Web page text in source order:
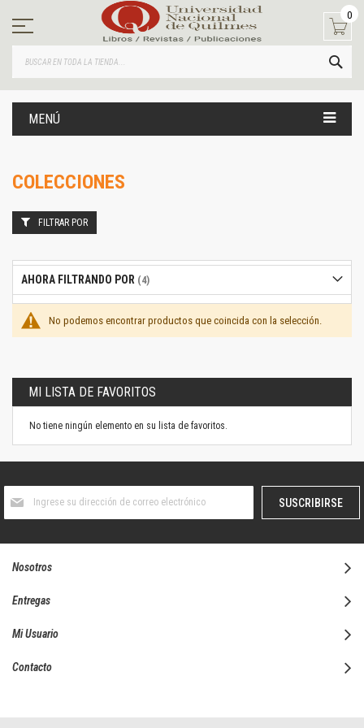
contenido
0
MENÚ
COLECCIONES
No podemos encontrar productos que coincida con la selección.
FILTRAR POR
AHORA FILTRANDO POR
MI LISTA DE FAVORITOS
No tiene ningún elemento en su lista de favoritos.
boletín
SUSCRIBIRSE
Nosotros
Entregas
Mi Usuario
Contacto